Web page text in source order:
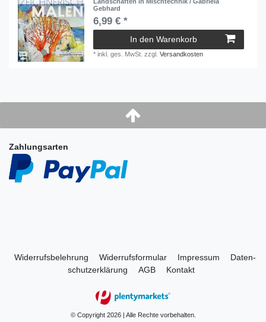
Gebhard
6,99 € *
In den Warenkorb
*inkl. ges. MwSt. zzgl.Versandkosten
Zahlungsarten
Widerrufs­belehrung Widerrufs­formular Impressum
Daten­
schutz­erklärung
AGB Kontakt
© Copyright 2026 | Alle Rechte vorbehalten.